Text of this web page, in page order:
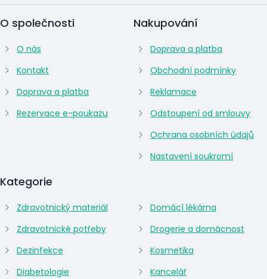
O společnosti
O nás
Kontakt
Doprava a platba
Rezervace e-poukazu
Kategorie
Zdravotnický materiál
Zdravotnické potřeby
Dezinfekce
Diabetologie
Domácí lékárna
Drogerie a domácnost
Kosmetika
Kancelář
Nakupování
Doprava a platba
Obchodní podmínky
Reklamace
Odstoupení od smlouvy
Ochrana osobních údajů
Nastavení soukromí